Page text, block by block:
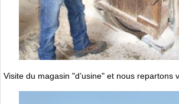
Visite du magasin "d’usine" et nous repartons